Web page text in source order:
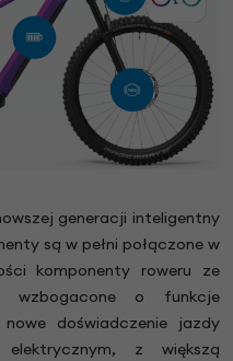
generacji inteligentny
są w pełni połączone w
komponenty roweru ze
wzbogacone o funkcje
doświadczenie jazdy
elektrycznym, z większą